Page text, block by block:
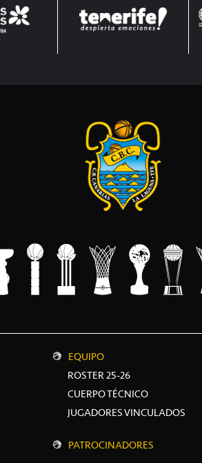
EQUIPO
ROSTER 25-26
CUERPO TÉCNICO
JUGADORES VINCULADOS
PATROCINADORES